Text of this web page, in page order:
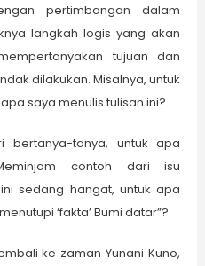
pertimbangan dalam
langkah logis yang akan
tujuan dan
dilakukan. Misalnya, untuk
saya menulis tulisan ini?
bertanya-tanya, untuk apa
contoh dari isu
sedang hangat, untuk apa
‘fakta’ Bumi datar”?
ke zaman Yunani Kuno,